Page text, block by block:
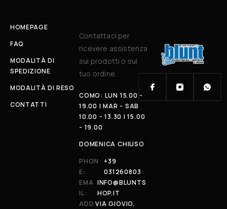
HOMEPAGE
FAQ
MODALITÀ DI
SPEDIZIONE
MODALITÀ DI RESO
CONTATTI
Contattaci per
ricevere assistenza
sui prodotti o sul
tuo ordine.
COMO: LUN 15.00 -
19.00 | MAR - SAB
10.00 - 13.30 | 15.00
- 19.00
DOMENICA CHIUSO
PHON
E:
+39
031260803
EMA
IL:
INFO@BLUNTS
HOP.IT
ADD VIA GIOVIO,